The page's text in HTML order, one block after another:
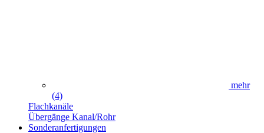
mehr
(4)
Flachkanäle
Übergänge Kanal/Rohr
Sonderanfertigungen